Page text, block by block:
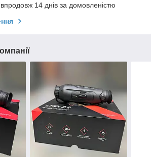
14 днів за домовленістю